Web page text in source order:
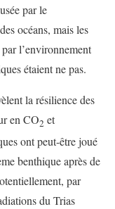
par le
océans, mais les
l’environnement
étaient ne pas.
la résilience des
en CO2 et
ont peut-être joué
benthique après de
par
du Trias